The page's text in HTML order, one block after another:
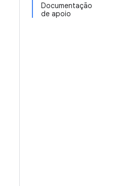
Documentação
de apoio